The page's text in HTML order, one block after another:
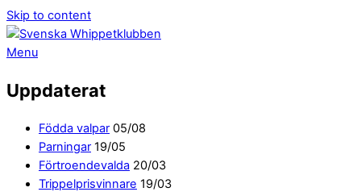
Skip to content
Menu
Uppdaterat
Födda valpar 05/08
Parningar 19/05
Förtroendevalda 20/03
Trippelprisvinnare 19/03